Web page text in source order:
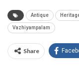
Antique
Vazhiyampalam
Share